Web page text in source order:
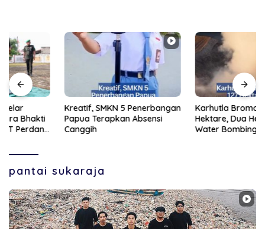
Kreatif, SMKN 5 Penerbangan
Papua Terapkan Absensi
Canggih
Karhutla Bromo Meluas 127
Hektare, Dua Helikopter
Water Bombing Dikerahkan
pantai sukaraja